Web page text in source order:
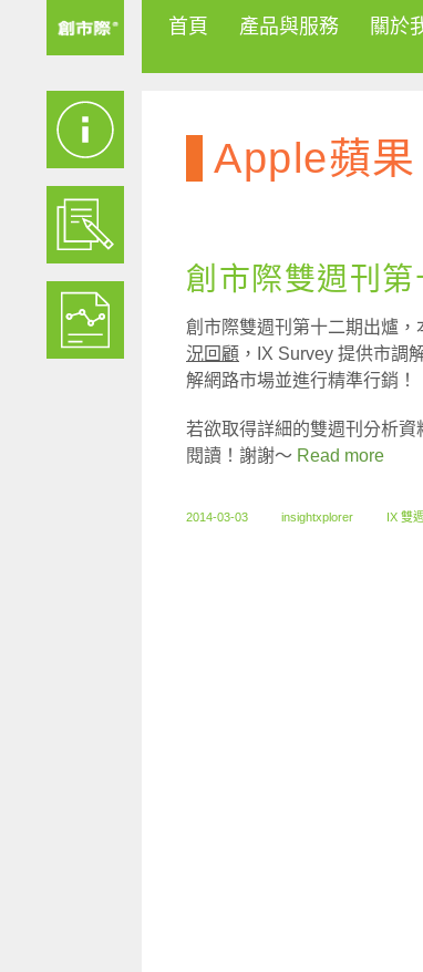
首頁 產品與服務 關於
Apple蘋果
創市際雙週刊
創市際雙週刊第十二期出爐
況回顧 ，IX Survey 提供市調
解網路市場並進行精準行銷！
若欲取得詳細的雙週刊分析
閱讀！謝謝～ Read more
2014-03-03 insightxplorer IX 雙